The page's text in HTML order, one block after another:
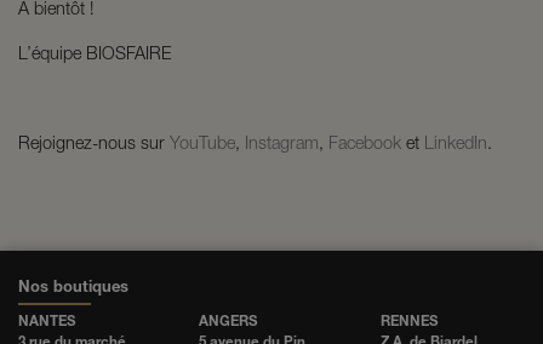
À bientôt !
L’équipe BIOSFAIRE
Rejoignez-nous sur YouTube, Instagram, Facebook et LinkedIn.
Nos boutiques
NANTES
ANGERS
RENNES